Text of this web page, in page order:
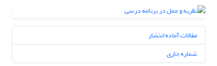
مقالات آماده انتشار
شماره جاری